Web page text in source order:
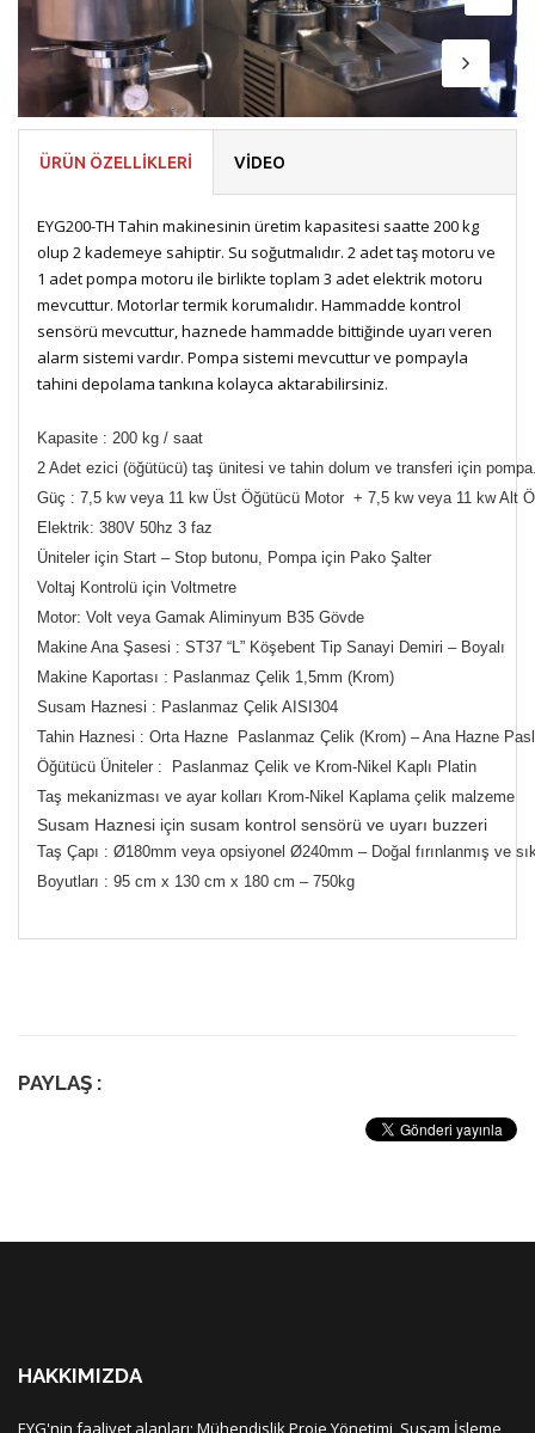
ÜRÜN ÖZELLİKLERİ VİDEO
EYG200-TH Tahin makinesinin üretim kapasitesi saatte 200 kg
olup 2 kademeye sahiptir. Su soğutmalıdır. 2 adet taş motoru ve
1 adet pompa motoru ile birlikte toplam 3 adet elektrik motoru
mevcuttur. Motorlar termik korumalıdır. Hammadde kontrol
sensörü mevcuttur, haznede hammadde bittiğinde uyarı veren
alarm sistemi vardır. Pompa sistemi mevcuttur ve pompayla
tahini depolama tankına kolayca aktarabilirsiniz.
Kapasite : 200 kg / saat
2 Adet ezici (öğütücü) taş ünitesi ve tahin dolum ve transferi için
Güç : 7,5 kw veya 11 kw Üst Öğütücü Motor + 7,5 kw veya 11 kw Alt
Elektrik: 380V 50hz 3 faz
Üniteler için Start – Stop butonu, Pompa için Pako Şalter
Voltaj Kontrolü için Voltmetre
Motor: Volt veya Gamak Aliminyum B35 Gövde
Makine Ana Şasesi : ST37 “L” Köşebent Tip Sanayi Demiri – Boyalı
Makine Kaportası : Paslanmaz Çelik 1,5mm (Krom)
Susam Haznesi : Paslanmaz Çelik AISI304
Tahin Haznesi : Orta Hazne Paslanmaz Çelik (Krom) – Ana Hazne
Öğütücü Üniteler : Paslanmaz Çelik ve Krom-Nikel Kaplı Platin
Taş mekanizması ve ayar kolları Krom-Nikel Kaplama çelik malzeme
Susam Haznesi için susam kontrol sensörü ve uyarı buzzeri
Taş Çapı : Ø180mm veya opsiyonel Ø240mm – Doğal fırınlanmış ve
Boyutları : 95 cm x 130 cm x 180 cm – 750kg
PAYLAŞ :
HAKKIMIZDA
EYG'nin faaliyet alanları; Mühendislik Proje Yönetimi, Susam İşleme